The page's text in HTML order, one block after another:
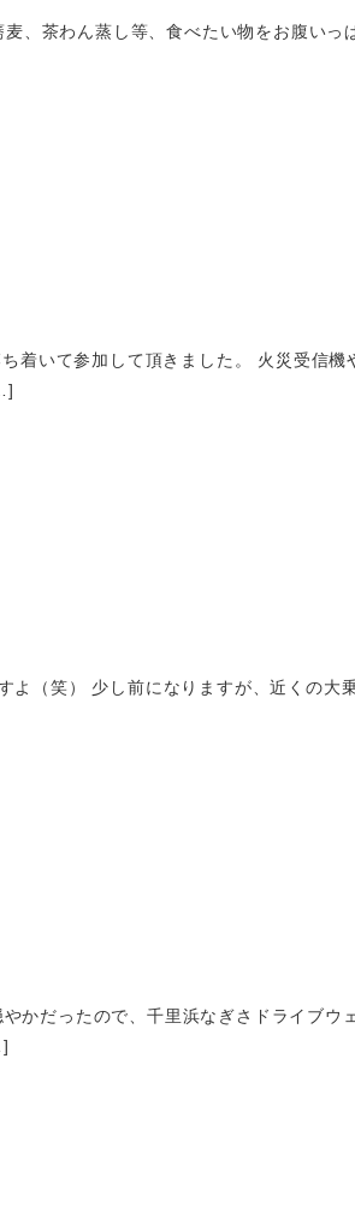
麦、茶わん蒸し等、食べたい物をお腹いっ
着いて参加して頂きました。 火災受信機
よ（笑） 少し前になりますが、近くの大
やかだったので、千里浜なぎさドライブウ